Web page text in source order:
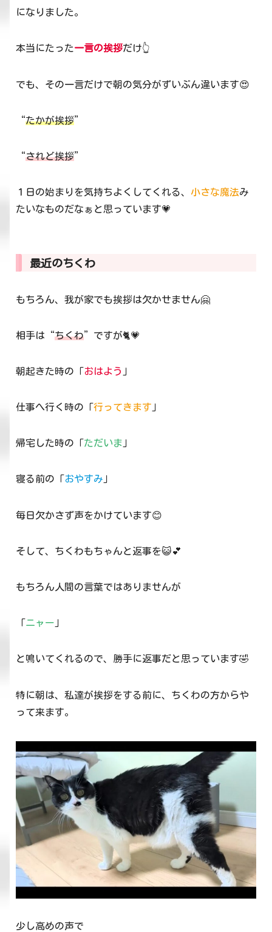
になりました。
本当にたった一言の挨拶だけ👆
でも、その一言だけで朝の気分がずいぶん違います😍
“たかが挨拶”
“されど挨拶”
１日の始まりを気持ちよくしてくれる、 小さな魔法み
たいなものだなぁと思っています💗
最近のちくわ
もちろん、我が家でも挨拶は欠かせません🤗
相手は“ちくわ”ですが🐈💗
朝起きた時の「おはよう 」
仕事へ行く時の「行ってきます 」
帰宅した時の「ただいま 」
寝る前の「おやすみ 」
毎日欠かさず声をかけています😊
そして、ちくわもちゃんと返事を😺💕
もちろん人間の言葉ではありませんが
「ニャー 」
と鳴いてくれるので、勝手に返事だと思っています🤣
特に朝は、私達が挨拶をする前に、ちくわの方からや
って来ます。
少し高めの声で